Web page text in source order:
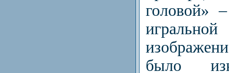
головой»
было